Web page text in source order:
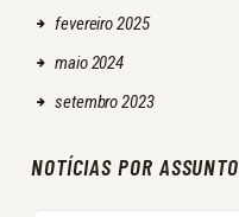
fevereiro2025
maio2024
setembro2023
NOTÍCIAS POR ASSUNTO